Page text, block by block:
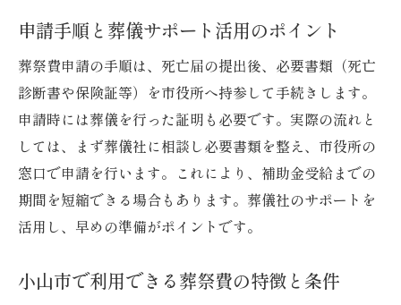
申請手順と葬儀サポート活用のポイント
葬祭費申請の手順は、死亡届の提出後、必要書類（死亡
診断書や保険証等）を市役所へ持参して手続きします。
申請時には葬儀を行った証明も必要です。実際の流れと
しては、まず葬儀社に相談し必要書類を整え、市役所の
窓口で申請を行います。これにより、補助金受給までの
期間を短縮できる場合もあります。葬儀社のサポートを
活用し、早めの準備がポイントです。
小山市で利用できる葬祭費の特徴と条件